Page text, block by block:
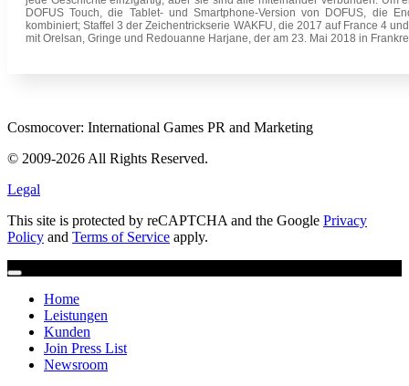
DOFUS Touch, die Tablet- und Smartphone-Version von DOFUS, die
kombiniert; Staffel 3 der Zeichentrickserie WAKFU, die 2017 auf France 4
mit Orelsan, Gringe und Redouanne Harjane, der am 23. Mai 2018 in
Cosmocover: International Games PR and Marketing
© 2009-2026 All Rights Reserved.
Legal
This site is protected by reCAPTCHA and the Google Privacy
Policy and Terms of Service apply.
Home
Leistungen
Kunden
Join Press List
Newsroom